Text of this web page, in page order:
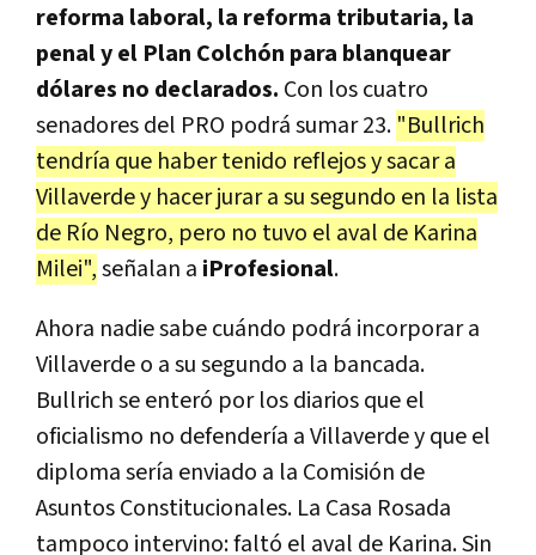
reforma laboral, la reforma tributaria, la
penal y el Plan Colchón para blanquear
dólares no declarados. Con los cuatro
senadores del PRO podrá sumar 23. "Bullrich
tendría que haber tenido reflejos y sacar a
Villaverde y hacer jurar a su segundo en la lista
de Río Negro, pero no tuvo el aval de Karina
Milei",señalan a iProfesional.
Ahora nadie sabe cuándo podrá incorporar a
Villaverde o a su segundo a la bancada.
Bullrich se enteró por los diarios que el
oficialismo no defendería a Villaverde y que el
diploma sería enviado a la Comisión de
Asuntos Constitucionales. La Casa Rosada
tampoco intervino: faltó el aval de Karina. Sin